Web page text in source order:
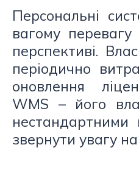
Персональні
вагому перевагу
перспективі.
періодично
оновлення
WMS – його
нестандартними
звернути увагу